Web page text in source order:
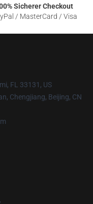
Sicherer Checkout
/ MasterCard / Visa
FL 33131, US
Chengjiang, Beijing, CN